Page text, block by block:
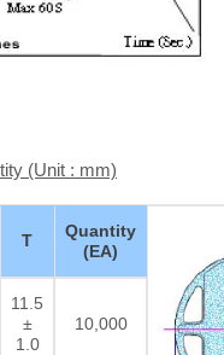
(Unit : mm)
T
Quantity
(EA)
11.5
±
1.0
10,000